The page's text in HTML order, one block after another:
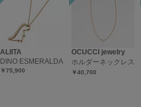
ALIITA
DINO ESMERALDA
￥75,900
OCUCCI jewelry
ホルダーネックレス
￥40,700